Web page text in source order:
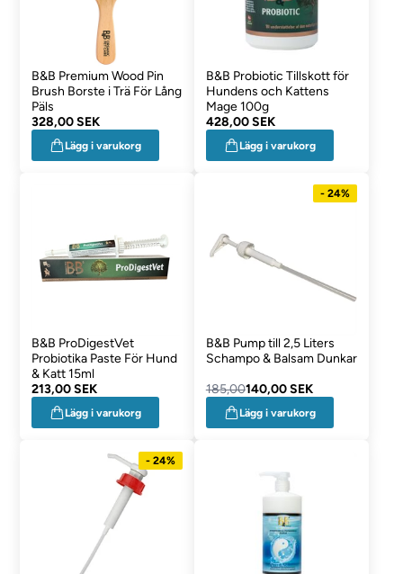
B&B Premium Wood Pin
Brush Borste i Trä För Lång
Päls
328,00 SEK
Lägg i varukorg
B&B Probiotic Tillskott för
Hundens och Kattens
Mage 100g
428,00 SEK
Lägg i varukorg
B&B ProDigestVet
Probiotika Paste För Hund
& Katt 15ml
213,00 SEK
Lägg i varukorg
- 24%
B&B Pump till 2,5 Liters
Schampo & Balsam Dunkar
185,00140,00 SEK
Lägg i varukorg
- 24%